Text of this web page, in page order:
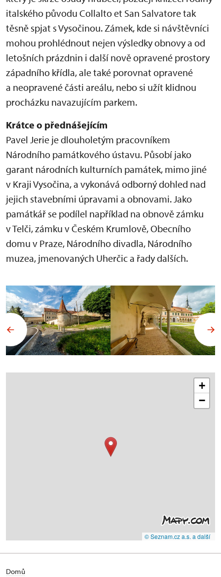
italského původu Collalto et San Salvatore tak
těsně spjat s Vysočinou. Zámek, kde si návštěvníci
mohou prohlédnout nejen výsledky obnovy a od
letošních prázdnin i další nově opravené prostory
západního křídla, ale také porovnat opravené
a neopravené části areálu, nebo si užít klidnou
procházku navazujícím parkem.
Krátce o přednášejícím
Pavel Jerie je dlouholetým pracovníkem
Národního památkového ústavu. Působí jako
garant národních kulturních památek, mimo jiné
v Kraji Vysočina, a vykonává odborný dohled nad
jejich stavebními úpravami a obnovami. Jako
památkář se podílel například na obnově zámku
v Telči, zámku v Českém Krumlově, Obecního
domu v Praze, Národního divadla, Národního
muzea, jmenovaných Uherčic a řady dalších.
+
−
© Seznam.cz a.s. a další
Domů